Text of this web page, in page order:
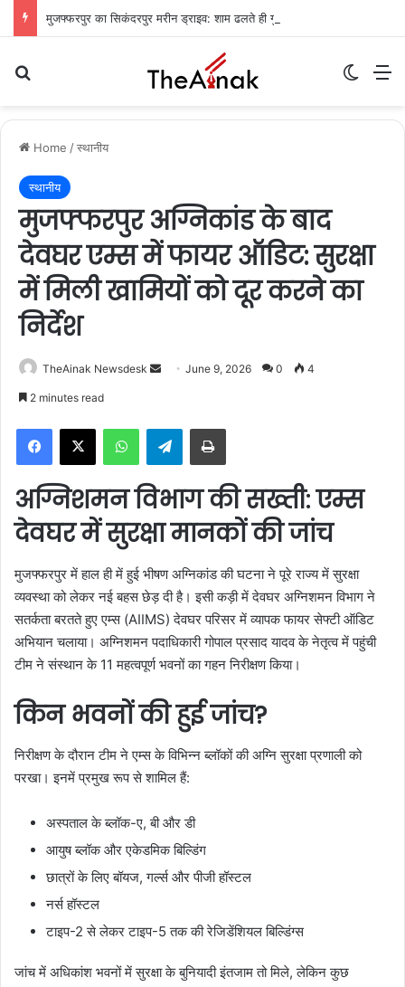
Home /स्थानीय
स्थानीय
मुजफ्फरपुर अग्निकांड के बाद
देवघर एम्स में फायर ऑडिट: सुरक्षा
में मिली खामियों को दूर करने का
निर्देश
TheAinak Newsdesk
a
e
m
a
June 9, 2026 0 4
2 minutes read
Telegram
अग्निशमन विभाग की सख्ती: एम्स
देवघर में सुरक्षा मानकों की जांच
मुजफ्फरपुर में हाल ही में हुई भीषण अग्निकांड की घटना ने पूरे राज्य में सुरक्षा
व्यवस्था को लेकर नई बहस छेड़ दी है। इसी कड़ी में देवघर अग्निशमन विभाग ने
सतर्कता बरतते हुए एम्स (AIIMS) देवघर परिसर में व्यापक फायर सेफ्टी ऑडिट
अभियान चलाया। अग्निशमन पदाधिकारी गोपाल प्रसाद यादव के नेतृत्व में पहुंची
टीम ने संस्थान के 11 महत्वपूर्ण भवनों का गहन निरीक्षण किया।
किन भवनों की हुई जांच?
निरीक्षण के दौरान टीम ने एम्स के विभिन्न ब्लॉकों की अग्नि सुरक्षा प्रणाली को
परखा। इनमें प्रमुख रूप से शामिल हैं:
अस्पताल के ब्लॉक-ए, बी और डी
आयुष ब्लॉक और एकेडमिक बिल्डिंग
छात्रों के लिए बॉयज, गर्ल्स और पीजी हॉस्टल
नर्स हॉस्टल
टाइप-2 से लेकर टाइप-5 तक की रेजिडेंशियल बिल्डिंग्स
जांच में अधिकांश भवनों में सुरक्षा के बुनियादी इंतजाम तो मिले, लेकिन कुछ